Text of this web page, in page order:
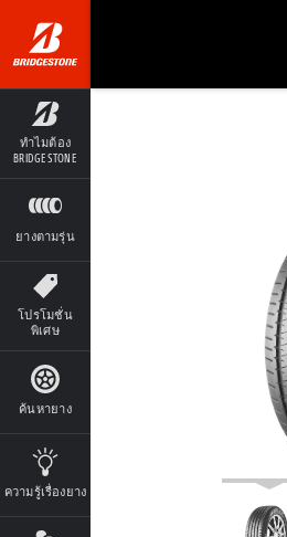
ทำไมต้อง
BRIDGESTONE
ยางตามรุ่น
โปรโมชั่น
พิเศษ
ค้นหายาง
ความรู้เรื่องยาง